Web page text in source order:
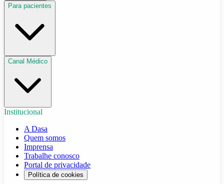
Para pacientes
Canal Médico
Institucional
A Dasa
Quem somos
Imprensa
Trabalhe conosco
Portal de privacidade
Política de cookies